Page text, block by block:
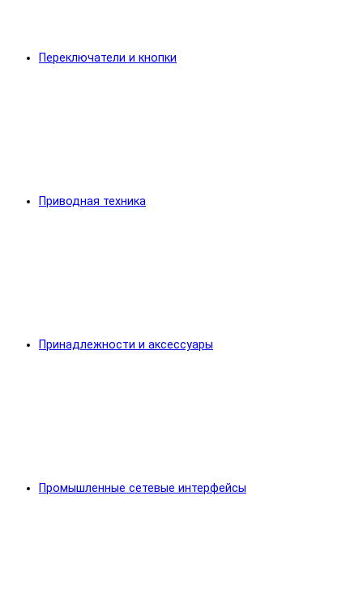
Переключатели и кнопки
Приводная техника
Принадлежности и аксессуары
Промышленные сетевые интерфейсы